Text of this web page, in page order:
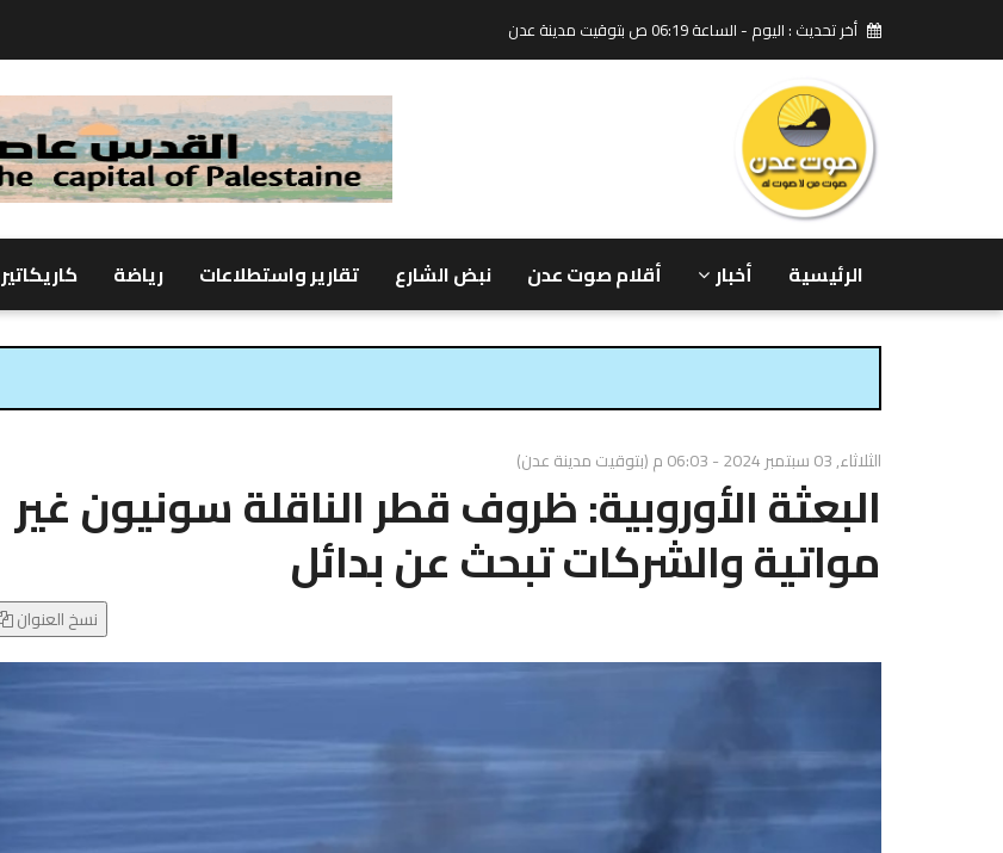
أخر تحديث : اليوم - الساعة 06:19 ص بتوقيت مدينة عدن
الرئيسية أخبار أقلام صوت عدن نبض الشارع تقارير واستطلاعات رياضة كاريكاتير
الثلاثاء, 03 سبتمبر 2024 - 06:03 م (بتوقيت مدينة عدن)
البعثة الأوروبية: ظروف قطر الناقلة سونيون غير
مواتية والشركات تبحث عن بدائل
نسخ العنوان